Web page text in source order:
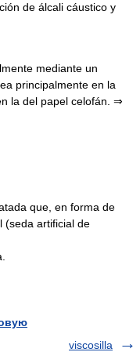
de álcali cáustico y
mediante un
principalmente en la
la del papel celofán. ⇒
que, en forma de
(seda artificial de
viscosilla